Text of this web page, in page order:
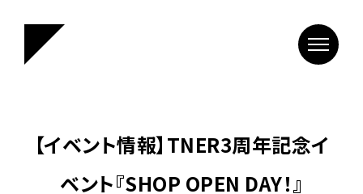
【イベント情報】TNER3周年記念イ
ベント『SHOP OPEN DAY！』